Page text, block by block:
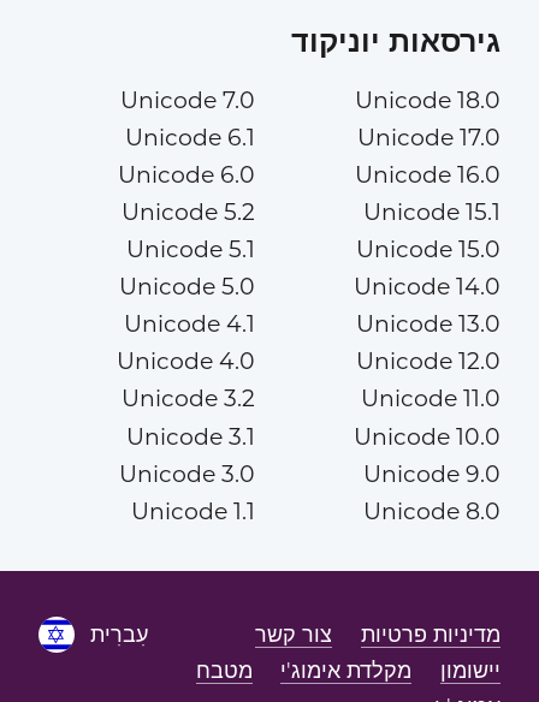
גירסאות יוניקוד
Unicode 18.0
Unicode 17.0
Unicode 16.0
Unicode 15.1
Unicode 15.0
Unicode 14.0
Unicode 13.0
Unicode 12.0
Unicode 11.0
Unicode 10.0
Unicode 9.0
Unicode 8.0
Unicode 7.0
Unicode 6.1
Unicode 6.0
Unicode 5.2
Unicode 5.1
Unicode 5.0
Unicode 4.1
Unicode 4.0
Unicode 3.2
Unicode 3.1
Unicode 3.0
Unicode 1.1
עִברִית מדיניות פרטיות
צור קשר
יישומון
מקלדת אימוג'י
מטבח